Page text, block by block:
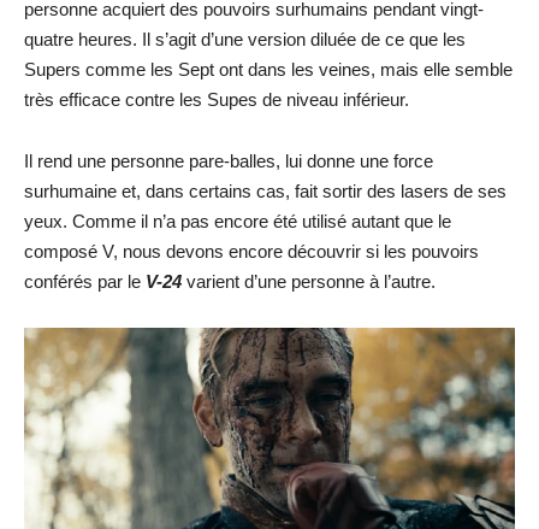
personne acquiert des pouvoirs surhumains pendant vingt-
quatre heures. Il s’agit d’une version diluée de ce que les
Supers comme les Sept ont dans les veines, mais elle semble
très efficace contre les Supes de niveau inférieur.
Il rend une personne pare-balles, lui donne une force
surhumaine et, dans certains cas, fait sortir des lasers de ses
yeux. Comme il n’a pas encore été utilisé autant que le
composé V, nous devons encore découvrir si les pouvoirs
conférés par le V-24 varient d’une personne à l’autre.